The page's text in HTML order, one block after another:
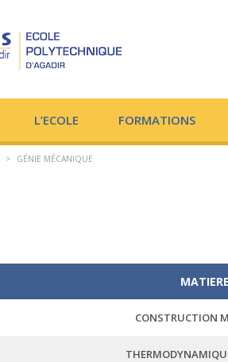
L’ECOLE FORMATIONS
> GÉNIE MÉCANIQUE
CONSTRUCTION